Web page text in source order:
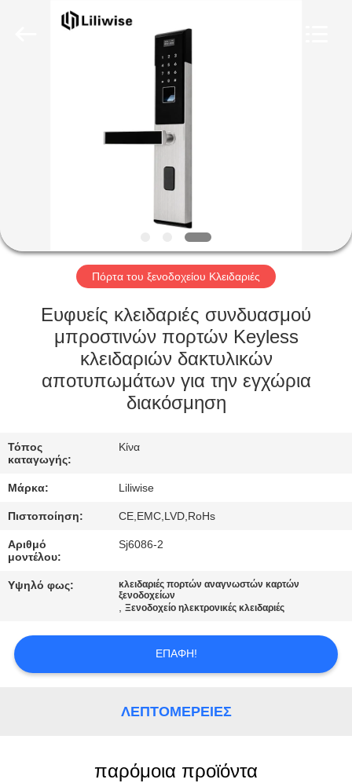
ΠΡΟΪΌΝΤΑ
ΓΎΡΟΣ
ΕΡΓΟΣΤΑΣΊΩΝ
ΠΟΙΟΤΙΚΌΣ
ΈΛΕΓΧΟΣ
ΣΕ
ΕΠΑΦΉ
ΜΕ
ΕΙΔΉΣΕΙΣ
SITEMAP
Πόρτα του ξενοδοχείου Κλειδαριές
Ευφυείς κλειδαριές συνδυασμού
μπροστινών πορτών Keyless
κλειδαριών δακτυλικών
αποτυπωμάτων για την εγχώρια
διακόσμηση
Τόπος
καταγωγής:
Κίνα
Μάρκα: Liliwise
Πιστοποίηση: CE,EMC,LVD,RoHs
Αριθμό
μοντέλου:
Sj6086-2
Υψηλό φως:
κλειδαριές πορτών αναγνωστών καρτών
ξενοδοχείων
,Ξενοδοχείο ηλεκτρονικές κλειδαριές
ΕΠΑΦΉ!
ΛΕΠΤΟΜΈΡΕΙΕΣ
παρόμοια προϊόντα